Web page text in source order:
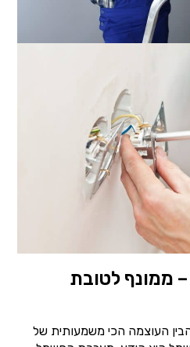
– ממונף לטובת
העוצמה הכי משמעותית של